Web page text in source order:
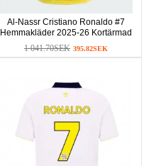
Al-Nassr Cristiano Ronaldo #7
Hemmakläder 2025-26 Kortärmad
1 041.70SEK 395.82SEK